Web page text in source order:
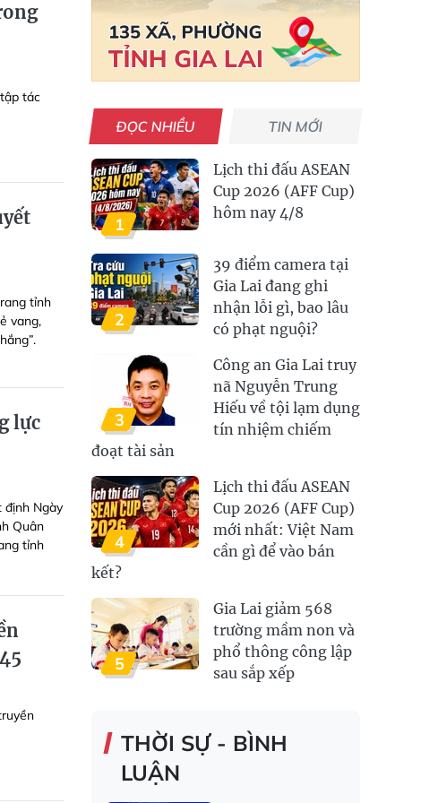
tác
tỉnh
vang,
lực
định Ngày
Quân
tỉnh
ĐỌC NHIỀU TIN MỚI
1
Lịch thi đấu ASEAN
Cup 2026 (AFF Cup)
hôm nay 4/8
2
39 điểm camera tại
Gia Lai đang ghi
nhận lỗi gì, bao lâu
có phạt nguội?
3
Công an Gia Lai truy
nã Nguyễn Trung
Hiếu về tội lạm dụng
tín nhiệm chiếm
đoạt tài sản
4
Lịch thi đấu ASEAN
Cup 2026 (AFF Cup)
mới nhất: Việt Nam
cần gì để vào bán
kết?
5
Gia Lai giảm 568
trường mầm non và
phổ thông công lập
sau sắp xếp
THỜI SỰ - BÌNH
LUẬN